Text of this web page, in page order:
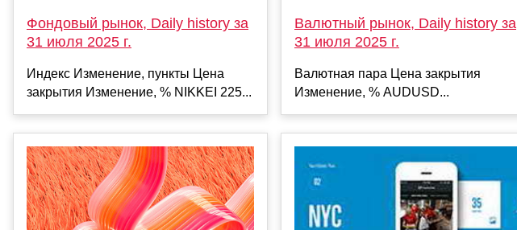
Фондовый рынок, Daily history за
31 июля 2025 г.
Индекс Изменение, пункты Цена
закрытия Изменение, % NIKKEI 225...
Валютный рынок, Daily history за
31 июля 2025 г.
Валютная пара Цена закрытия
Изменение, % AUDUSD...